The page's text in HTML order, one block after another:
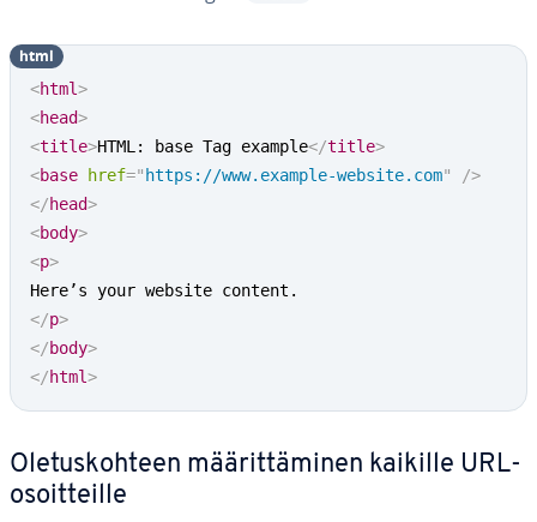
<html>
<head>
<title>HTML: base Tag example</title>
<base href=" https://www.example-website.com"
/>
</head>
<body>
<p>
</p>
</body>
</html>
html
Ole­tus­koh­teen mää­rit­tä­mi­nen kaikille URL-
osoit­teil­le